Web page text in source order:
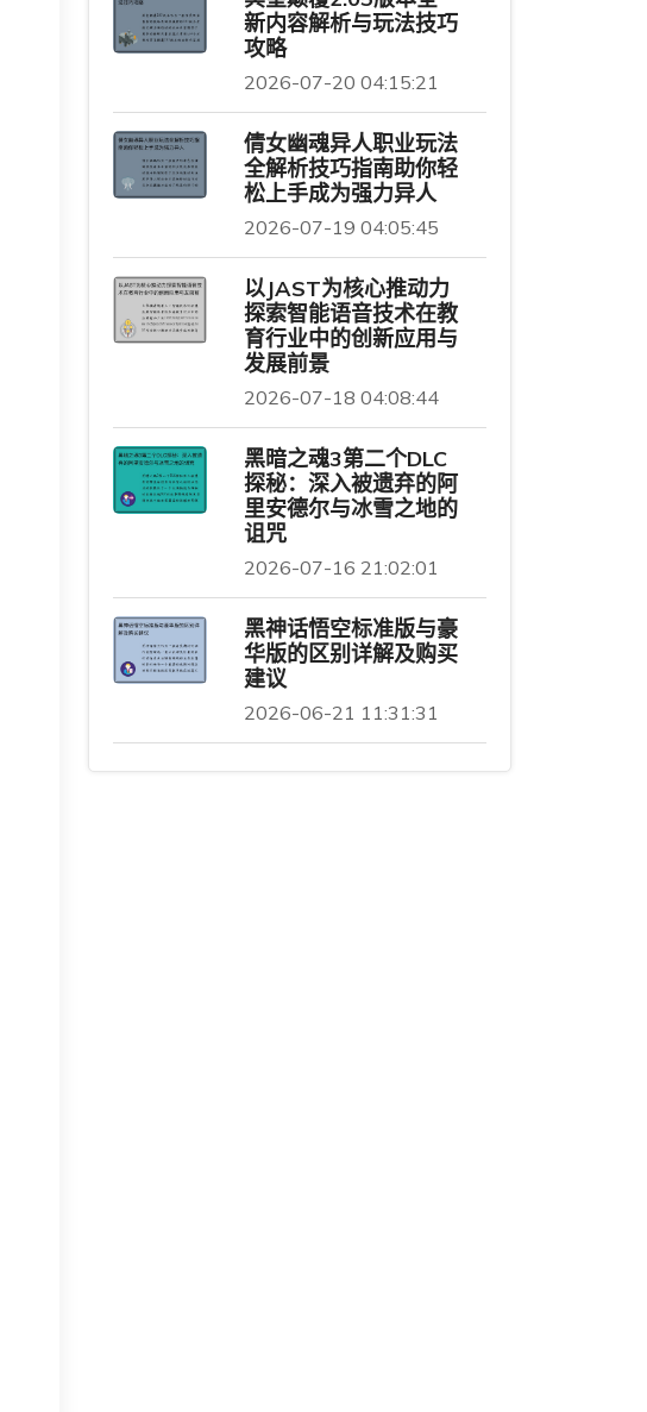
新内容解析与玩法技巧
攻略
2026-07-20 04:15:21
倩女幽魂异人职业玩法
全解析技巧指南助你轻
松上手成为强力异人
2026-07-19 04:05:45
以JAST为核心推动力
探索智能语音技术在教
育行业中的创新应用与
发展前景
2026-07-18 04:08:44
黑暗之魂3第二个DLC
探秘：深入被遗弃的阿
里安德尔与冰雪之地的
诅咒
2026-07-16 21:02:01
黑神话悟空标准版与豪
华版的区别详解及购买
建议
2026-06-21 11:31:31